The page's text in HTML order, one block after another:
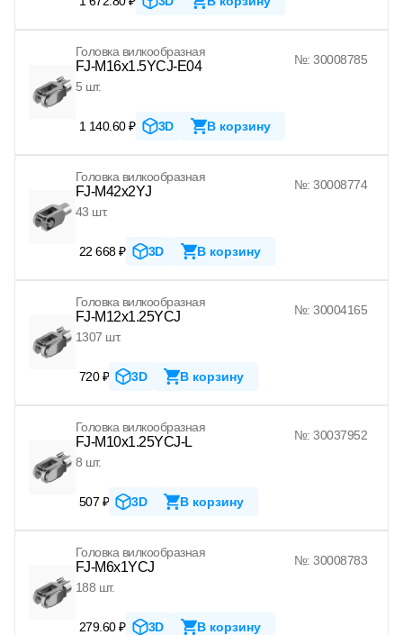
Головка вилкообразная
FJ-M16x1.5YCJ-E04
№: 30008785
5 шт.
1 140.60 ₽ 3D В корзину
Головка вилкообразная
FJ-M42x2YJ
№: 30008774
43 шт.
22 668 ₽ 3D В корзину
Головка вилкообразная
FJ-M12x1.25YCJ
№: 30004165
1307 шт.
720 ₽ 3D В корзину
Головка вилкообразная
FJ-M10x1.25YCJ-L
№: 30037952
8 шт.
507 ₽ 3D В корзину
Головка вилкообразная
FJ-M6x1YCJ
№: 30008783
188 шт.
279.60 ₽ 3D В корзину